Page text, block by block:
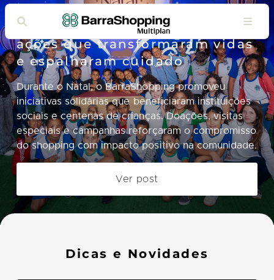
Natal Solidário BarraShopping:
ações que transformaram vidas
e espalharam cuidado
Durante o Natal, o BarraShopping promoveu
iniciativas solidárias que beneficiaram instituições
sociais e centenas de crianças. Doações, visitas
especiais e campanhas reforçaram o compromisso
do shopping com impacto positivo na comunidade.
Ver post
Dicas e Novidades